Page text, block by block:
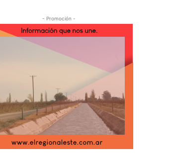
- Promoción -